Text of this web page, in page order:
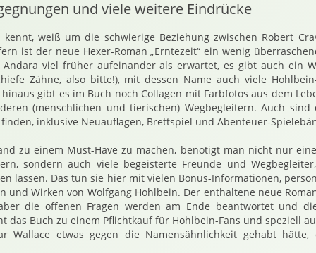
und viele weitere Eindrücke
weiß um die schwierige Beziehung zwischen Robert
ist der neue Hexer-Roman „Erntezeit“ ein wenig
viel früher aufeinander als erwartet, es gibt auch ein
Zähne, also bitte!), mit dessen Name auch viele
gibt es im Buch noch Collagen mit Farbfotos aus dem
(menschlichen und tierischen) Wegbegleitern. Auch sind
inklusive Neuauflagen, Brettspiel und Abenteuer-
zu einem Must-Have zu machen, benötigt man nicht nur
sondern auch viele begeisterte Freunde und
lassen. Das tun sie hier mit vielen Bonus-Informationen,
und Wirken von Wolfgang Hohlbein. Der enthaltene neue
die offenen Fragen werden am Ende beantwortet und
das Buch zu einem Pflichtkauf für Hohlbein-Fans und speziell
Wallace etwas gegen die Namensähnlichkeit gehabt